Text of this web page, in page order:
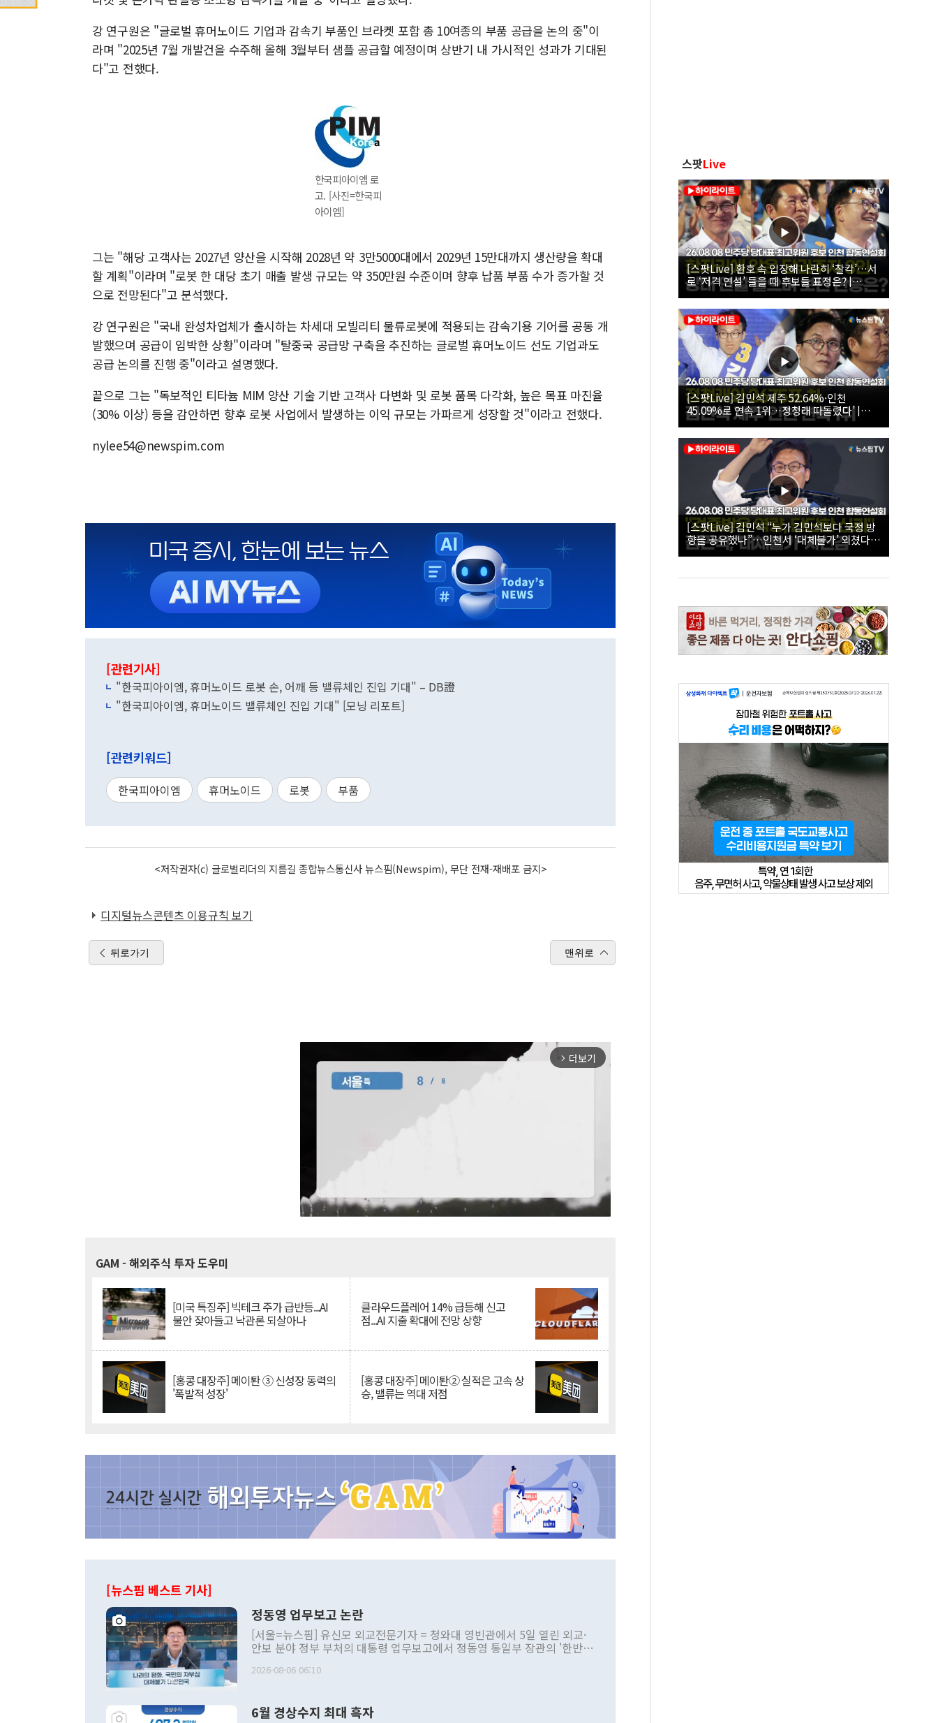
강 연구원은 "글로벌 휴머노이드 기업과 감속기 부품인 브라켓 포함 총 10여종의 부품 공급을 논의 중"이
라며 "2025년 7월 개발건을 수주해 올해 3월부터 샘플 공급할 예정이며 상반기 내 가시적인 성과가 기대된
다"고 전했다.
한국피아이엠 로
고. [사진=한국피
아이엠]
그는 "해당 고객사는 2027년 양산을 시작해 2028년 약 3만5000대에서 2029년 15만대까지 생산량을 확대
할 계획"이라며 "로봇 한 대당 초기 매출 발생 규모는 약 350만원 수준이며 향후 납품 부품 수가 증가할 것
으로 전망된다"고 분석했다.
강 연구원은 "국내 완성차업체가 출시하는 차세대 모빌리티 물류로봇에 적용되는 감속기용 기어를 공동 개
발했으며 공급이 임박한 상황"이라며 "탈중국 공급망 구축을 추진하는 글로벌 휴머노이드 선도 기업과도
공급 논의를 진행 중"이라고 설명했다.
끝으로 그는 "독보적인 티타늄 MIM 양산 기술 기반 고객사 다변화 및 로봇 품목 다각화, 높은 목표 마진율
(30% 이상) 등을 감안하면 향후 로봇 사업에서 발생하는 이익 규모는 가파르게 성장할 것"이라고 전했다.
nylee54@newspim.com
[관련기사]
"한국피아이엠, 휴머노이드 로봇 손, 어깨 등 밸류체인 진입 기대" – DB證
"한국피아이엠, 휴머노이드 밸류체인 진입 기대" [모닝 리포트]
[관련키워드]
한국피아이엠 휴머노이드 로봇 부품
<저작권자(c) 글로벌리더의 지름길 종합뉴스통신사 뉴스핌(Newspim), 무단 전재-재배포 금지>
디지털뉴스콘텐츠 이용규칙 보기
뒤로가기 맨위로
arrow_forward_ios 더보기
GAM - 해외주식 투자 도우미
[미국 특징주] 빅테크 주가 급반등...AI
불안 잦아들고 낙관론 되살아나
클라우드플레어 14% 급등해 신고
점...AI 지출 확대에 전망 상향
[홍콩 대장주] 메이퇀 ③ 신성장 동력의
'폭발적 성장'
[홍콩 대장주] 메이퇀② 실적은 고속 상
승, 밸류는 역대 저점
[뉴스핌 베스트 기사]
정동영 업무보고 논란
[서울=뉴스핌] 유신모 외교전문기자 = 청와대 영빈관에서 5일 열린 외교·
안보 분야 정부 부처의 대통령 업무보고에서 정동영 통일부 장관의 '한반도
발언 중에는 정부 내 조율을 거치지 않은 사안을 정책으로 추진하겠다고 공
주의적 희망에 근거한 비현실적 구상'이라는 비판을 내놨다. 그동안 정 장
2026-08-06 06:10
6월 경상수지 최대 흑자
스팟Live
[스팟Live] 환호 속 입장해 나란히 ‘찰칵’…서
로 ‘저격 연설’ 들을 때 후보들 표정은? |
26.08.08 더불어민주당 당대표·최고위원 후
보 인천 합동연설회
[스팟Live] 김민석 제주 52.64%·인천
45.09%로 연속 1위…정청래 따돌렸다’ |
26.08.08 더불어민주당 당대표·최고위원 후
보 인천 합동연설회
[스팟Live] 김민석 “누가 김민석보다 국정 방
향을 공유했나”…인천서 ‘대체불가’ 외쳤다 |
26.08.08 더불어민주당 당대표·최고위원 후